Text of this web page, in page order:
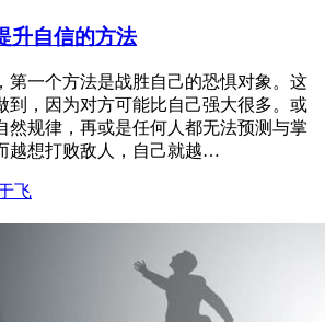
升自信的方法
第一个方法是战胜自己的恐惧对象。这
到，因为对方可能比自己强大很多。或
然规律，再或是任何人都无法预测与掌
越想打败敌人，自己就越…
飞